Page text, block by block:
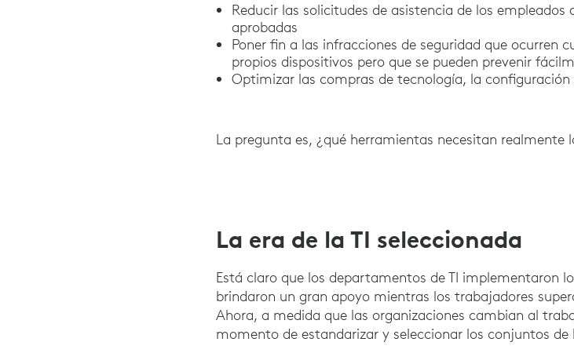
Reducir las solicitudes de asistencia de los
aprobadas
Poner fin a las infracciones de seguridad que ocurren
propios dispositivos pero que se pueden prevenir
Optimizar las compras de tecnología, la
La pregunta es, ¿qué herramientas necesitan realmente
La era de la TI seleccionada
Está claro que los departamentos de TI implementaron
brindaron un gran apoyo mientras los trabajadores
Ahora, a medida que las organizaciones cambian al
momento de estandarizar y seleccionar los conjuntos de